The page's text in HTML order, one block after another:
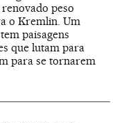
peso
o Kremlin. Um
paisagens
que lutam para
para se tornarem